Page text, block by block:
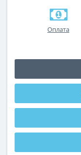
Оплата